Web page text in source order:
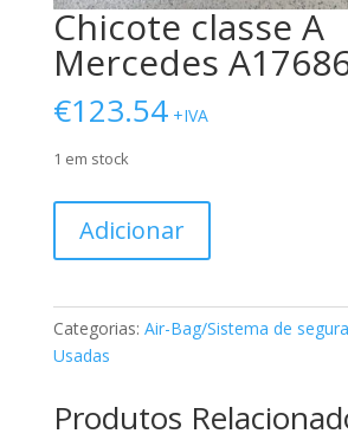
Chicote classe A
Mercedes
€123.54 +IVA
1 em stock
Chicote
A
Mercedes
Adicionar
Categorias: Air-Bag/Sistema de
Usadas
Produtos